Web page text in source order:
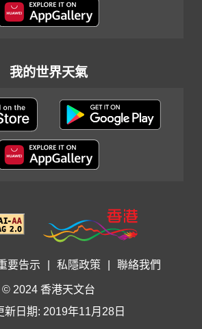
我的世界天氣
要告示 私隱政策 聯絡我們
© 2024 香港天文台
新日期: 2019年11月28日